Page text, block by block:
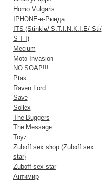
Homo Vulgaris
IPHONE-и-Рында
ITS (Stinkie/ S.T.I.N.K.I.E/ Sti/
S T I)
Medium
Moto Invasion
NO SOAP!!!
Ptas
Raven Lord
Save
Sollex
The Buggers
The Message
Toyz
Zuboff sex shop (Zuboff sex
star)
Zuboff sex star
Антимир